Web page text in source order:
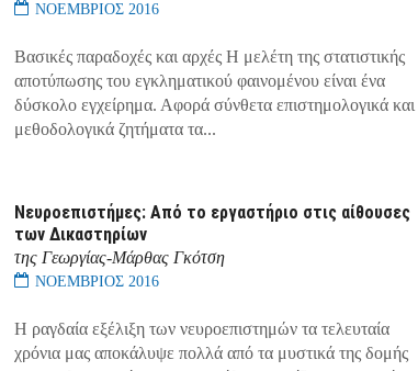
ΝΟΕΜΒΡΙΟΣ 2016
Βασικές παραδοχές και αρχές Η μελέτη της στατιστικής
αποτύπωσης του εγκληματικού φαινομένου είναι ένα
δύσκολο εγχείρημα. Αφορά σύνθετα επιστημολογικά και
μεθοδολογικά ζητήματα τα...
Νευροεπιστήμες: Από το εργαστήριο στις αίθουσες
των Δικαστηρίων
της Γεωργίας-Μάρθας Γκότση
ΝΟΕΜΒΡΙΟΣ 2016
Η ραγδαία εξέλιξη των νευροεπιστημών τα τελευταία
χρόνια μας αποκάλυψε πολλά από τα μυστικά της δομής